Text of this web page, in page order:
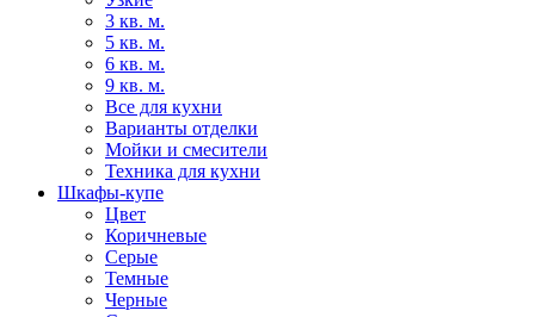
3 кв. м.
5 кв. м.
6 кв. м.
9 кв. м.
Все для кухни
Варианты отделки
Мойки и смесители
Техника для кухни
Шкафы-купе
Цвет
Коричневые
Серые
Темные
Черные